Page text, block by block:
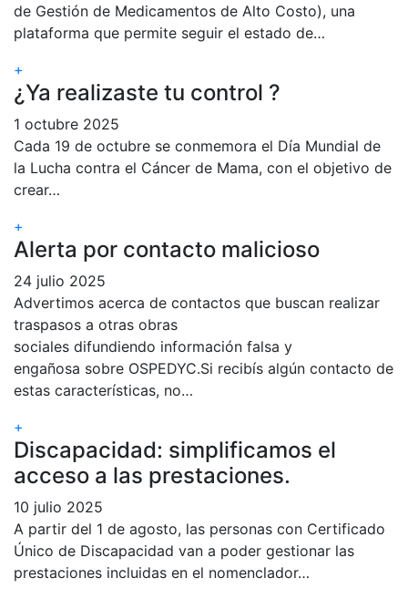
de Gestión de Medicamentos de Alto Costo), una
plataforma que permite seguir el estado de…
+
¿Ya realizaste tu control ?
1 octubre 2025
Cada 19 de octubre se conmemora el Día Mundial de
la Lucha contra el Cáncer de Mama, con el objetivo de
crear…
+
Alerta por contacto malicioso
24 julio 2025
Advertimos acerca de contactos que buscan realizar
traspasos a otras obras
sociales difundiendo información falsa y
engañosa sobre OSPEDYC.Si recibís algún contacto de
estas características, no…
+
Discapacidad: simplificamos el
acceso a las prestaciones.
10 julio 2025
A partir del 1 de agosto, las personas con Certificado
Único de Discapacidad van a poder gestionar las
prestaciones incluidas en el nomenclador…